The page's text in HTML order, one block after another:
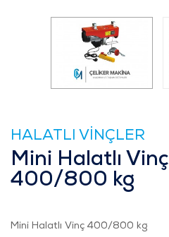
HALATLI VİNÇLER
Mini Halatlı Vinç
400/800 kg
Mini Halatlı Vinç 400/800 kg